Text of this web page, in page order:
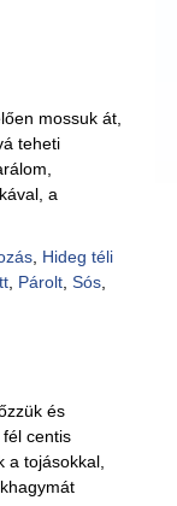
mossuk át,
teheti
a
, Hideg téli
, Párolt, Sós,
és
centis
a tojásokkal,